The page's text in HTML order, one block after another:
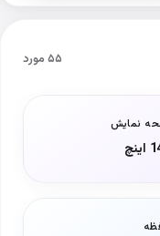
۵۵ مورد
نمایش